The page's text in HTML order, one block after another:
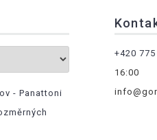
- Panattoni
+420
16:00